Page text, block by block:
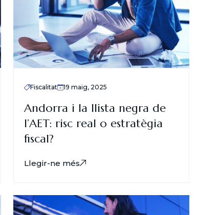
Fiscalitat 19 maig, 2025
Andorra i la llista negra de
l’AET: risc real o estratègia
fiscal?
Llegir-ne més